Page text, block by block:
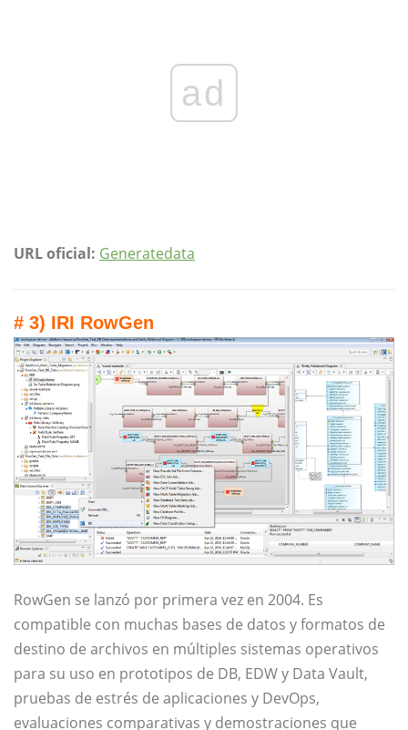
ad
URL oficial: Generatedata
# 3) IRI RowGen
RowGen se lanzó por primera vez en 2004. Es
compatible con muchas bases de datos y formatos de
destino de archivos en múltiples sistemas operativos
para su uso en prototipos de DB, EDW y Data Vault,
pruebas de estrés de aplicaciones y DevOps,
evaluaciones comparativas y demostraciones que